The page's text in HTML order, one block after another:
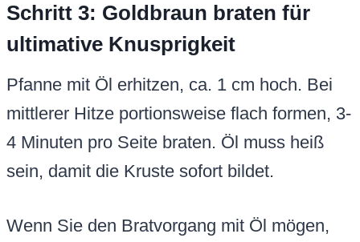
Schritt 3: Goldbraun braten für
ultimative Knusprigkeit
Pfanne mit Öl erhitzen, ca. 1 cm hoch. Bei
mittlerer Hitze portionsweise flach formen, 3-
4 Minuten pro Seite braten. Öl muss heiß
sein, damit die Kruste sofort bildet.
Wenn Sie den Bratvorgang mit Öl mögen,